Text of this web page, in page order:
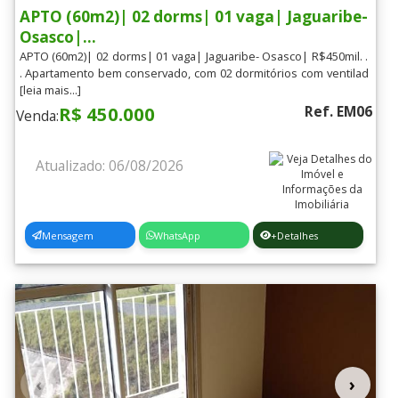
APTO (60m2)| 02 dorms| 01 vaga| Jaguaribe-
Osasco|...
APTO (60m2)| 02 dorms| 01 vaga| Jaguaribe- Osasco| R$450mil. .
. Apartamento bem conservado, com 02 dormitórios com ventilad
[leia mais...]
Venda:R$ 450.000 Ref. EM06
Atualizado: 06/08/2026
Mensagem WhatsApp +Detalhes
‹ ›